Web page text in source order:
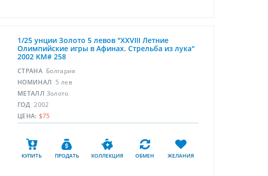
1/25 унции Золото 5 левов "XXVIII Летние
Олимпийские игры в Афинах. Стрельба из лука"
2002 KM# 258
СТРАНА Болгария
НОМИНАЛ 5 лев
МЕТАЛЛ Золото
ГОД 2002
ЦЕНА: $75
КУПИТЬ ПРОДАТЬ КОЛЛЕКЦИЯ ОБМЕН ЖЕЛАНИЯ